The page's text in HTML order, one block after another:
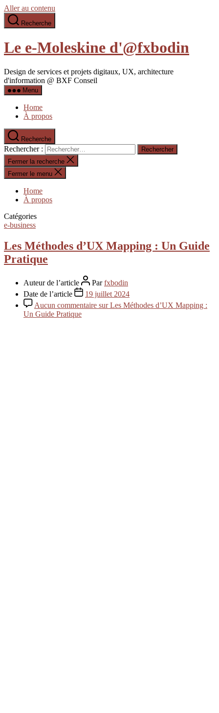
Aller au contenu
Recherche
Le e-Moleskine d'@fxbodin
Design de services et projets digitaux, UX, architecture
d'information @ BXF Conseil
Menu
Home
À propos
Recherche
Rechercher :
Fermer la recherche
Fermer le menu
Home
À propos
Catégories
e-business
Les Méthodes d’UX Mapping : Un Guide
Pratique
Auteur de l’article Parfxbodin
Date de l’article
19 juillet 2024
Aucun commentaire sur Les Méthodes d’UX Mapping :
Un Guide Pratique